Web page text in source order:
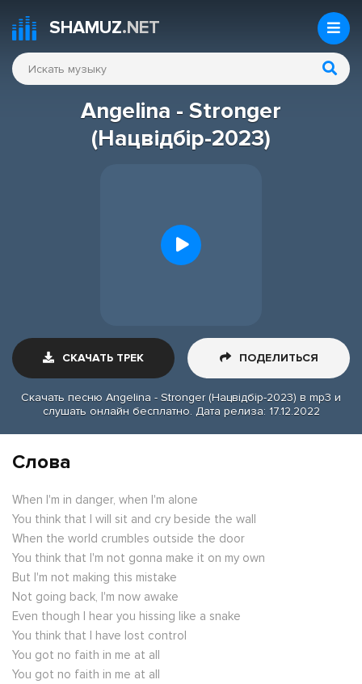
SHAMUZ.NET
Angelina - Stronger
(Нацвідбір-2023)
СКАЧАТЬ ТРЕК ПОДЕЛИТЬСЯ
Скачать песню Angelina - Stronger (Нацвідбір-2023) в mp3 и
слушать онлайн бесплатно. Дата релиза: 17.12.2022
Слова
When I'm in danger, when I'm alone
You think that I will sit and cry beside the wall
When the world crumbles outside the door
You think that I'm not gonna make it on my own
But I'm not making this mistake
Not going back, I'm now awake
Even though I hear you hissing like a snake
You think that I have lost control
You got no faith in me at all
You got no faith in me at all